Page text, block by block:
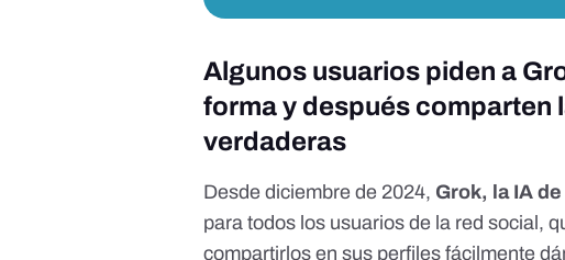
Algunos usuarios piden a
forma y después comparten
verdaderas
Desde diciembre de 2024, Grok, la IA de
para todos los usuarios de la red social,
compartirlos en sus perfiles fácilmente